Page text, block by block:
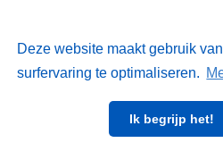
Deze website maakt gebruik
surfervaring te optimaliseren.
Ik begrijp het!